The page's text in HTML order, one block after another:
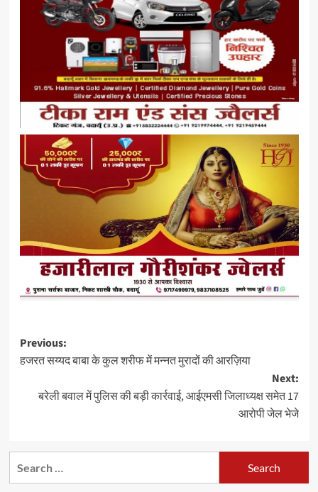
Post
navigation
Previous:
हजरत सय्यद बाबा के कुल शरीफ में मन्नत मुरादों की आरज़िया
Next:
बरेली बवाल में पुलिस की बड़ी कार्रवाई, आईएमसी जिलाध्यक्ष समेत 17
आरोपी जेल भेजे